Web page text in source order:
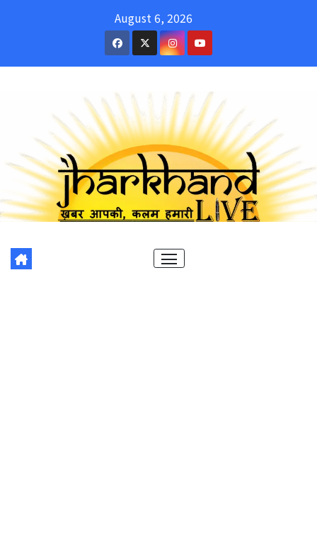
August 6, 2026